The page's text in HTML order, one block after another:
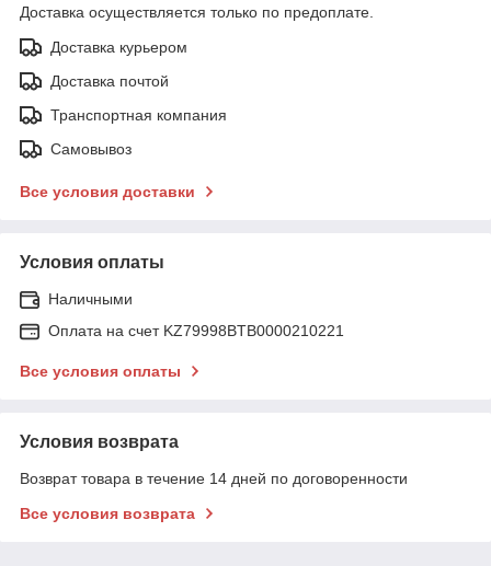
Доставка осуществляется только по предоплате.
Доставка курьером
Доставка почтой
Транспортная компания
Самовывоз
Все условия доставки
Условия оплаты
Наличными
Оплата на счет KZ79998BTB0000210221
Все условия оплаты
Условия возврата
Возврат товара в течение 14 дней по договоренности
Все условия возврата